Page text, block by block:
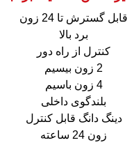
قابل گسترش تا 24 زون
برد بالا
کنترل از راه دور
2 زون بیسیم
4 زون باسیم
بلندگوی داخلی
دینگ دانگ قابل کنترل
زون 24 ساعته